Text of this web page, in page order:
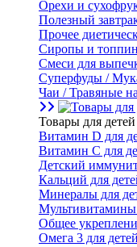
Орехи и
Полезный
Прочее
Сиропы и
Смеси для
Суперфуды /
Чаи / Травяные
Товары для детей
Витамин D для
Витамин С для
Детский
Кальций для
Минералы для
Мультивитамины
Общее
Омега 3 для детей